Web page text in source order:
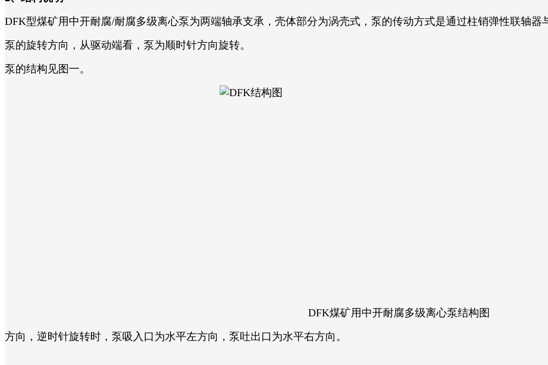
DFK型煤矿用中开耐腐/耐腐多级离心泵为两端轴承支承，壳体部分为涡壳式，泵的传动方式是通过柱销弹性联轴器
泵的旋转方向，从驱动端看，泵为顺时针方向旋转。
泵的结构见图一。
DFK煤矿用中开耐腐多级离心泵结构图
方向，逆时针旋转时，泵吸入口为水平左方向，泵吐出口为水平右方向。